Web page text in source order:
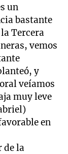
un
bastante
Tercera
vemos
y
veíamos
muy leve
en
de la